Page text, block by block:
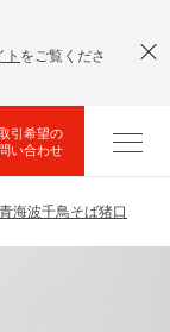
ト をご覧くださ
海波千鳥そば猪口